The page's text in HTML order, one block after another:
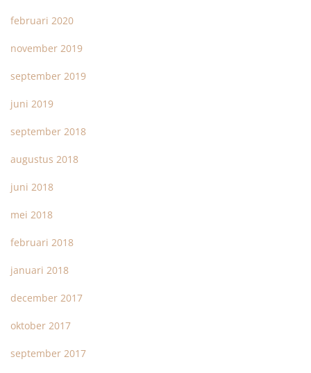
februari 2020
november 2019
september 2019
juni 2019
september 2018
augustus 2018
juni 2018
mei 2018
februari 2018
januari 2018
december 2017
oktober 2017
september 2017